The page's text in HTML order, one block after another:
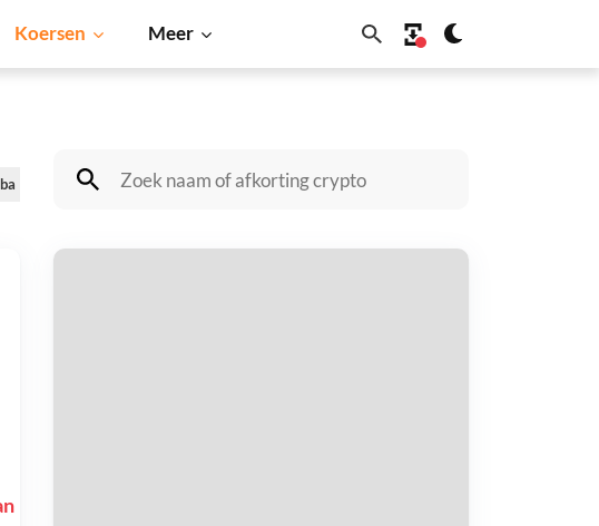
Koersen Meer
Inu Dogecoin Solana BNB